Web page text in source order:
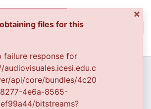
All of DSpace
Statistics
Archivo del Patrimonio Fotográfico y Fílmico del Valle del Cauca
Fondo Archivo del Patrimonio Fotográfico y Fílmico del Valle del Cauca
Lo Cotidiano
APFFVC - Interiores - Patrimonial
Gabinete dental de Guzmán Hermanos establecido en 1908
×
files for this
failure response for
audiovisuales.icesi.edu.c
api/core/bundles/4c20
4e6a-8565-
bitstreams?